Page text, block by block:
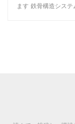
ます 鉄骨構造シス
と、高速で正確な